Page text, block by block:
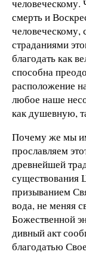
человеческому.
смерть и
человеческому,
страданиями
благодать как
способна
расположение
любое наше
как душевную,
Почему же мы
прославляем
древнейшей
существования
призыванием
вода, не меняя
Божественной
дивный акт
благодатью